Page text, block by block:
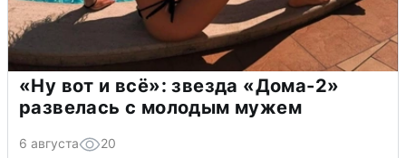
«Ну вот и всё»: звезда «Дома-2»
развелась с молодым мужем
6 августа 20